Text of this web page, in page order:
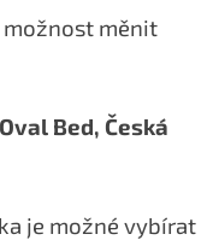
měnit
Oval Bed, Česká
je možné vybírat